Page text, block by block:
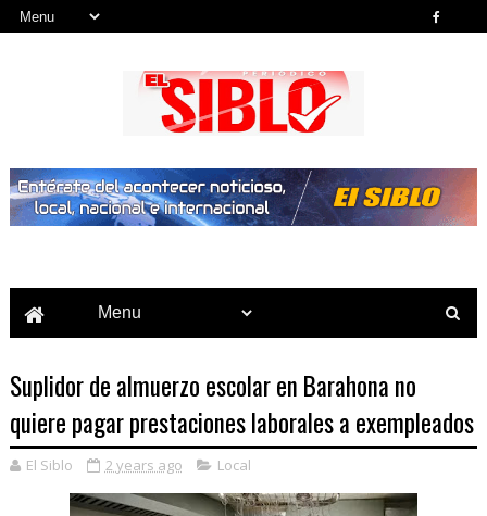
Suplidor de almuerzo escolar en Barahona no
quiere pagar prestaciones laborales a exempleados
El Siblo 2 years ago Local